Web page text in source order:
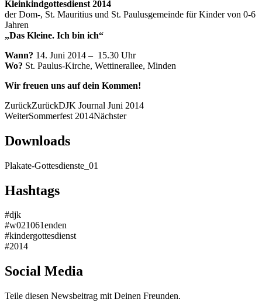
Kleinkindgottesdienst 2014
der Dom-, St. Mauritius und St. Paulusgemeinde für Kinder von 0-6
Jahren
„Das Kleine. Ich bin ich“
Wann? 14. Juni 2014 – 15.30 Uhr
Wo? St. Paulus-Kirche, Wettinerallee, Minden
Wir freuen uns auf dein Kommen!
ZurückZurückDJK Journal Juni 2014
WeiterSommerfest 2014Nächster
Downloads
Plakate-Gottesdienste_01
Hashtags
#djk
#w021061enden
#kindergottesdienst
#2014
Social Media
Teile diesen Newsbeitrag mit Deinen Freunden.